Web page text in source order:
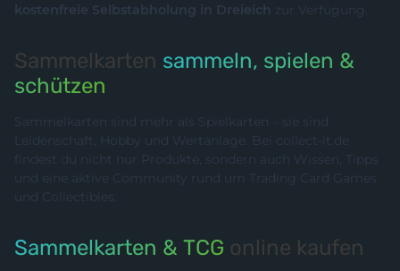
kostenfreie Selbstabholung in Dreieich zur Verfügung.
Sammelkarten sammeln, spielen &
schützen
Sammelkarten sind mehr als Spielkarten – sie sind
Leidenschaft, Hobby und Wertanlage. Bei collect-it.de
findest du nicht nur Produkte, sondern auch Wissen, Tipps
und eine aktive Community rund um Trading Card Games
und Collectibles.
Sammelkarten & TCG online kaufen